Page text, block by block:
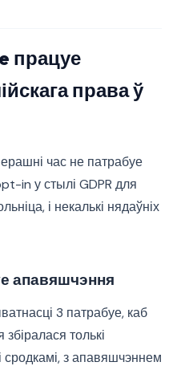
працуе
права ў
час не патрабуе
in у стылі GDPR для
і некалькі нядаўніх
апавяшчэння
3 патрабуе, каб
толькі
сродкамі, з апавяшчэннем